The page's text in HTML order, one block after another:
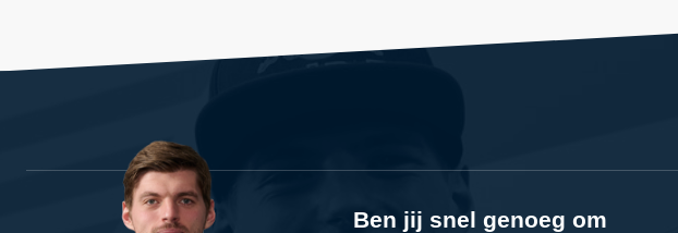
Ben jij snel genoeg om